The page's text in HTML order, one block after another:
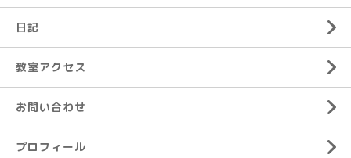
日記
教室アクセス
お問い合わせ
プロフィール